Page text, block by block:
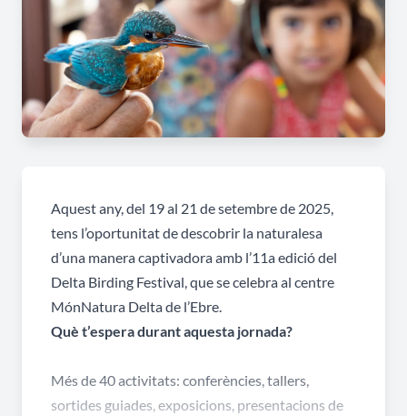
Aquest any, del 19 al 21 de setembre de 2025,
tens l’oportunitat de descobrir la naturalesa
d’una manera captivadora amb l’11a edició del
Delta Birding Festival, que se celebra al centre
MónNatura Delta de l’Ebre.
Què t’espera durant aquesta jornada?
Més de 40 activitats: conferències, tallers,
sortides guiades, exposicions, presentacions de